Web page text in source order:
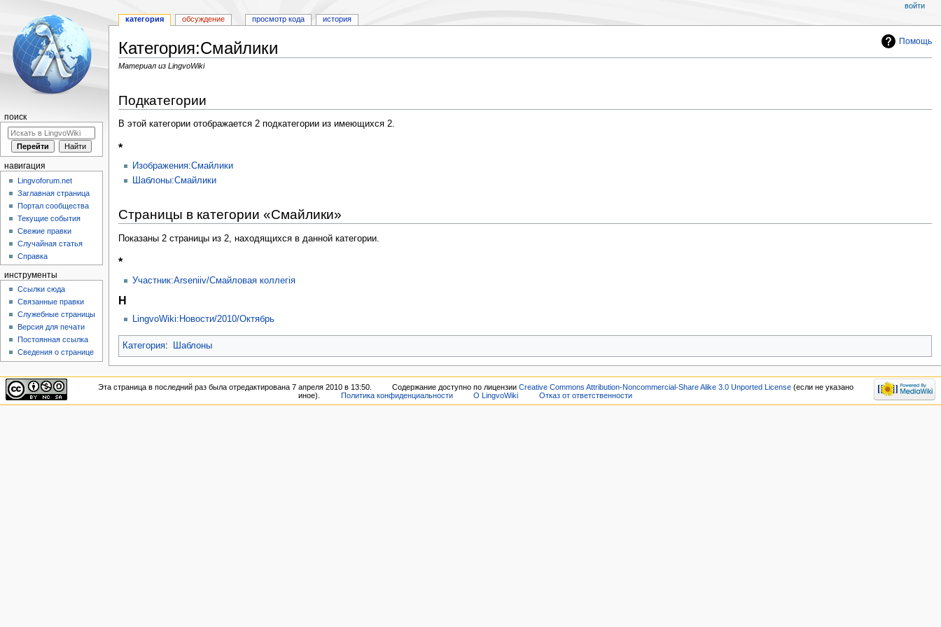
Помощь
Категория:Смайлики
Материал из LingvoWiki
Подкатегории
В этой категории отображается 2 подкатегории из имеющихся 2.
*
Изображения:Смайлики
Шаблоны:Смайлики
Страницы в категории «Смайлики»
Показаны 2 страницы из 2, находящихся в данной категории.
*
Участник:Arseniiv/Смайловая коллегія
Н
LingvoWiki:Новости/2010/Октябрь
Категория: Шаблоны
категория обсуждение просмотр кода история
войти
поиск
навигация
Lingvoforum.net
Заглавная страница
Портал сообщества
Текущие события
Свежие правки
Случайная статья
Справка
инструменты
Ссылки сюда
Связанные правки
Служебные страницы
Версия для печати
Постоянная ссылка
Сведения о странице
Эта страница в последний раз была отредактирована 7 апреля 2010 в 13:50. Содержание доступно по лицензииCreative Commons Attribution-Noncommercial-Share Alike 3.0 Unported License (если не указано
иное).
Политика конфиденциальности О LingvoWiki Отказ от ответственности